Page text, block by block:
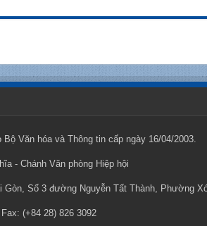
Văn hóa và Thông tin cấp ngày 16/04/2003.
- Chánh Văn phòng Hiệp hội
Gòn, Số 3 đường Nguyễn Tất Thành, Phường
(+84 28) 826 3092